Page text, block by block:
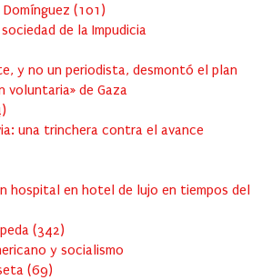
Domínguez (101 )
de la Impudicia
y no un periodista, desmontó el plan
voluntaria» de Gaza
)
una trinchera contra el avance
hospital en hotel de lujo en tiempos del
(342)
y socialismo
(69)